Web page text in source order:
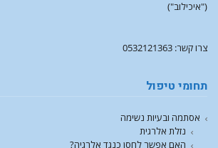
("איכילוב")
צרו קשר: 0532121363
תחומי טיפול
אסתמה ובעיות נשימה
נזלת אלרגית
האם אפשר לחסן כנגד אלרגיה?